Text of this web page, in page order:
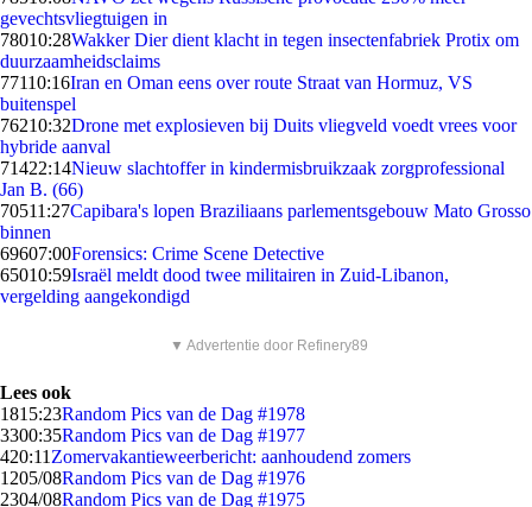
gevechtsvliegtuigen in
78010:28Wakker Dier dient klacht in tegen insectenfabriek Protix om
duurzaamheidsclaims
77110:16Iran en Oman eens over route Straat van Hormuz, VS
buitenspel
76210:32Drone met explosieven bij Duits vliegveld voedt vrees voor
hybride aanval
71422:14Nieuw slachtoffer in kindermisbruikzaak zorgprofessional
Jan B. (66)
70511:27Capibara's lopen Braziliaans parlementsgebouw Mato Grosso
binnen
69607:00Forensics: Crime Scene Detective
65010:59Israël meldt dood twee militairen in Zuid-Libanon,
vergelding aangekondigd
▼ Advertentie door Refinery89
Lees ook
1815:23Random Pics van de Dag #1978
3300:35Random Pics van de Dag #1977
420:11 Zomervakantieweerbericht: aanhoudend zomers
1205/08Random Pics van de Dag #1976
2304/08Random Pics van de Dag #1975